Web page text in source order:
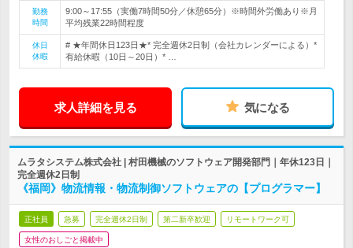
勤務
時間
9:00～17:55（実働7時間50分／休憩65分）※時間外労働あり※月
平均残業22時間程度
休日
休暇
# ★年間休日123日★* 完全週休2日制（会社カレンダーによる）*
有給休暇（10日～20日）* …
求人詳細を見る 気になる
ムラタシステム株式会社 | 村田機械のソフトウェア開発部門｜年休123日｜
完全週休2日制
《福岡》物流情報・物流制御ソフトウェアの【プログラマー】
正社員 急募 完全週休2日制 第二新卒歓迎 リモートワーク可
女性のおしごと掲載中